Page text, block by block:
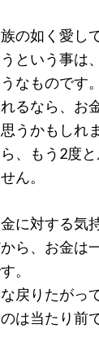
の如く愛し
という事は
なものです。
るなら、お
うかもしれ
、もう2度
ん。
に対する気
ら、お金は
。
戻りたがっ
は当たり前